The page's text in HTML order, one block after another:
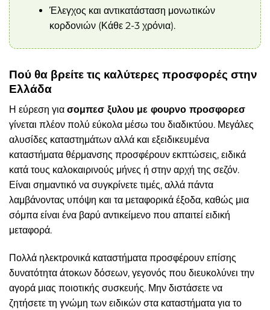
Έλεγχος και αντικατάσταση μονωτικών
κορδονιών (Κάθε 2-3 χρόνια).
Πού θα βρείτε τις καλύτερες προσφορές στην
Ελλάδα
Η εύρεση για σομπεσ ξυλου με φουρνο προσφορεσ
γίνεται πλέον πολύ εύκολα μέσω του διαδικτύου. Μεγάλες
αλυσίδες καταστημάτων αλλά και εξειδικευμένα
καταστήματα θέρμανσης προσφέρουν εκπτώσεις, ειδικά
κατά τους καλοκαιρινούς μήνες ή στην αρχή της σεζόν.
Είναι σημαντικό να συγκρίνετε τιμές, αλλά πάντα
λαμβάνοντας υπόψη και τα μεταφορικά έξοδα, καθώς μια
σόμπα είναι ένα βαρύ αντικείμενο που απαιτεί ειδική
μεταφορά.
Πολλά ηλεκτρονικά καταστήματα προσφέρουν επίσης
δυνατότητα άτοκων δόσεων, γεγονός που διευκολύνει την
αγορά μιας ποιοτικής συσκευής. Μην διστάσετε να
ζητήσετε τη γνώμη των ειδικών στα καταστήματα για το